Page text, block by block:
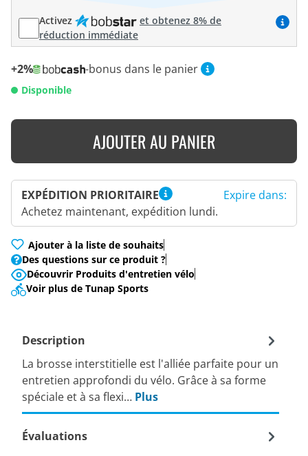
Activez
et obtenez 8% de
réduction immédiate
+2% -bonus dans le panier
Disponible
AJOUTER AU PANIER
EXPÉDITION PRIORITAIRE
Achetez maintenant, expédition lundi.
Expire dans:
Ajouter à la liste de souhaits
Des questions sur ce produit ?
Découvrir Produits d'entretien vélo
Voir plus de Tunap Sports
Description
La brosse interstitielle est l'alliée parfaite pour un
entretien approfondi du vélo. Grâce à sa forme
spéciale et à sa flexi… Plus
Évaluations